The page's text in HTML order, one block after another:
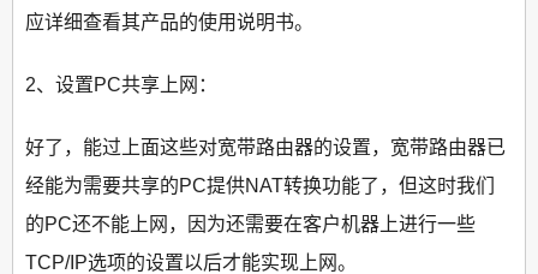
应详细查看其产品的使用说明书。
2、设置PC共享上网：
好了，能过上面这些对宽带路由器的设置，宽带路由器已
经能为需要共享的PC提供NAT转换功能了，但这时我们
的PC还不能上网，因为还需要在客户机器上进行一些
TCP/IP选项的设置以后才能实现上网。